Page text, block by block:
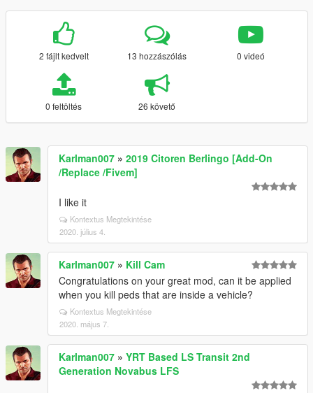
2 fájlt kedvelt 13 hozzászólás 0 videó
0 feltöltés 26 követő
Karlman007 » 2019 Citoren Berlingo [Add-On
/Replace /Fivem]
I like it
Kontextus Megtekintése
2020. július 4.
Karlman007 » Kill Cam
Congratulations on your great mod, can it be applied
when you kill peds that are inside a vehicle?
Kontextus Megtekintése
2020. május 7.
Karlman007 » YRT Based LS Transit 2nd
Generation Novabus LFS